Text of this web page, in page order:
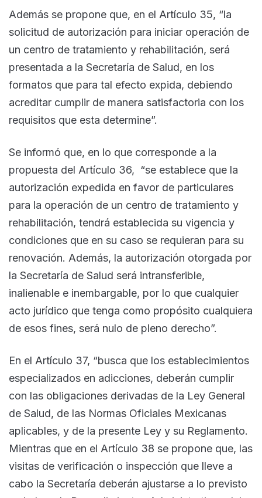
Además se propone que, en el Artículo 35, “la
solicitud de autorización para iniciar operación de
un centro de tratamiento y rehabilitación, será
presentada a la Secretaría de Salud, en los
formatos que para tal efecto expida, debiendo
acreditar cumplir de manera satisfactoria con los
requisitos que esta determine”.
Se informó que, en lo que corresponde a la
propuesta del Artículo 36, “se establece que la
autorización expedida en favor de particulares
para la operación de un centro de tratamiento y
rehabilitación, tendrá establecida su vigencia y
condiciones que en su caso se requieran para su
renovación. Además, la autorización otorgada por
la Secretaría de Salud será intransferible,
inalienable e inembargable, por lo que cualquier
acto jurídico que tenga como propósito cualquiera
de esos fines, será nulo de pleno derecho”.
En el Artículo 37, “busca que los establecimientos
especializados en adicciones, deberán cumplir
con las obligaciones derivadas de la Ley General
de Salud, de las Normas Oficiales Mexicanas
aplicables, y de la presente Ley y su Reglamento.
Mientras que en el Artículo 38 se propone que, las
visitas de verificación o inspección que lleve a
cabo la Secretaría deberán ajustarse a lo previsto